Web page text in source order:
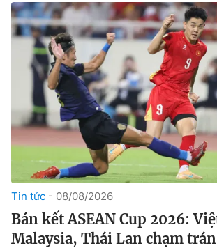
VIDEO
Bên lề
THỜI BÁO VTV
Theo dõi báo trên
Cơ quan chủ quản:Đài Truyền hình Việt Nam
Tin tức 08/08/2026
Bán kết ASEAN Cup 2026:
Malaysia, Thái Lan chạm